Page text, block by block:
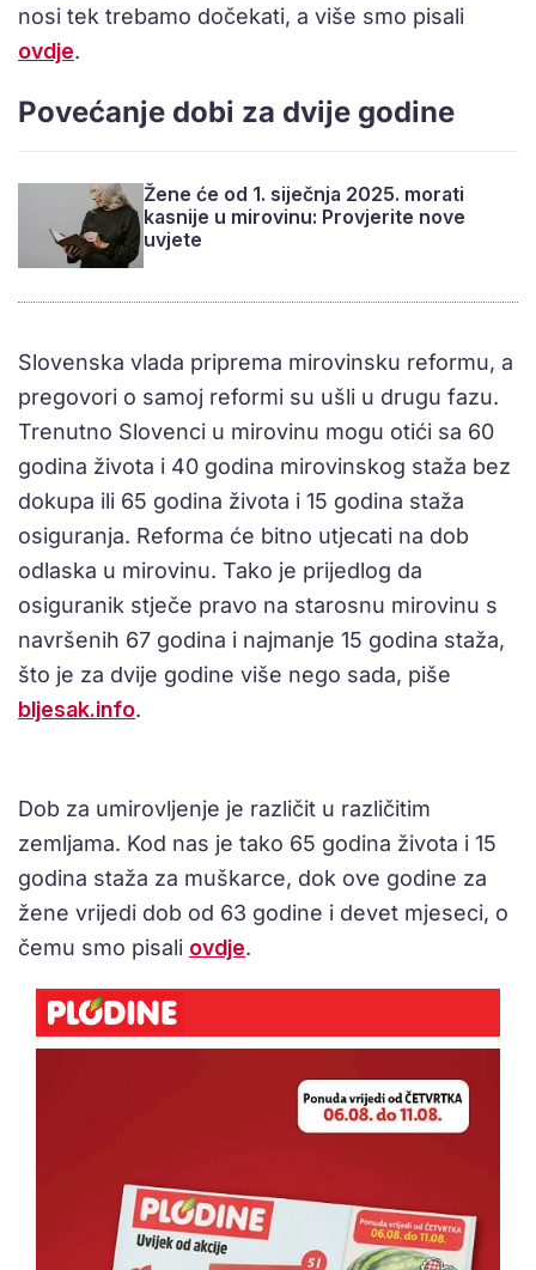
nosi tek trebamo dočekati, a više smo pisali
ovdje.
Povećanje dobi za dvije godine
Žene će od 1. siječnja 2025. morati
kasnije u mirovinu: Provjerite nove
uvjete
Slovenska vlada priprema mirovinsku reformu, a
pregovori o samoj reformi su ušli u drugu fazu.
Trenutno Slovenci u mirovinu mogu otići sa 60
godina života i 40 godina mirovinskog staža bez
dokupa ili 65 godina života i 15 godina staža
osiguranja. Reforma će bitno utjecati na dob
odlaska u mirovinu. Tako je prijedlog da
osiguranik stječe pravo na starosnu mirovinu s
navršenih 67 godina i najmanje 15 godina staža,
što je za dvije godine više nego sada, piše
bljesak.info.
Dob za umirovljenje je različit u različitim
zemljama. Kod nas je tako 65 godina života i 15
godina staža za muškarce, dok ove godine za
žene vrijedi dob od 63 godine i devet mjeseci, o
čemu smo pisali ovdje.